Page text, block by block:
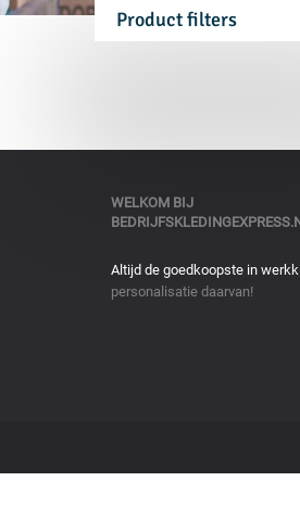
Product filters
WELKOM BIJ
Altijd de goedkoopste in
personalisatie daarvan!